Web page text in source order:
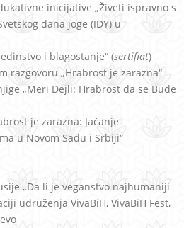
inicijative „Živeti ispravno s
dana joge (IDY) u
i blagostanje“ (sertifiat)
razgovoru „Hrabrost je zarazna“
„Meri Dejli: Hrabrost da se Bude
je zarazna: Jačanje
u Novom Sadu i Srbiji“
„Da li je veganstvo najhumaniji
udruženja VivaBiH, VivaBiH Fest,